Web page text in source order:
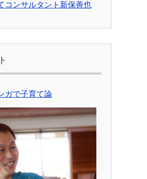
コンサルタント新保善也
ガで子育て論